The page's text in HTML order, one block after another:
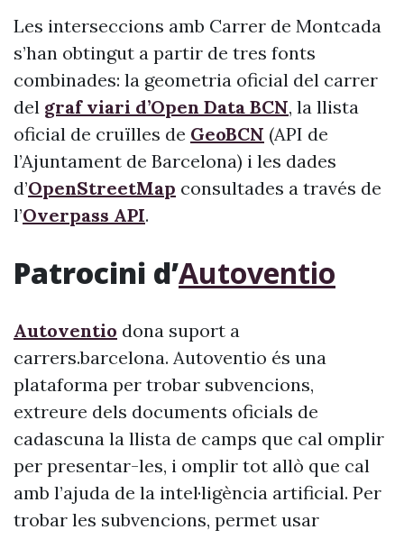
Les interseccions amb Carrer de Montcada
s’han obtingut a partir de tres fonts
combinades: la geometria oficial del carrer
del graf viari d’Open Data BCN, la llista
oficial de cruïlles de GeoBCN (API de
l’Ajuntament de Barcelona) i les dades
d’OpenStreetMap consultades a través de
l’Overpass API.
Patrocini d’Autoventio
Autoventio dona suport a
carrers.barcelona. Autoventio és una
plataforma per trobar subvencions,
extreure dels documents oficials de
cadascuna la llista de camps que cal omplir
per presentar-les, i omplir tot allò que cal
amb l’ajuda de la intel·ligència artificial. Per
trobar les subvencions, permet usar